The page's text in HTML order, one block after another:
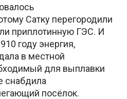
Сатку перегородили
приплотинную ГЭС. И
году энергия,
в местной
для выплавки
снабдила
посёлок.